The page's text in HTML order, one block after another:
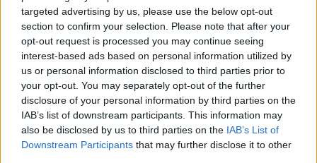
targeted advertising by us, please use the below opt-out
section to confirm your selection. Please note that after your
opt-out request is processed you may continue seeing
interest-based ads based on personal information utilized by
us or personal information disclosed to third parties prior to
your opt-out. You may separately opt-out of the further
disclosure of your personal information by third parties on the
IAB’s list of downstream participants. This information may
also be disclosed by us to third parties on the IAB’s List of
Downstream Participants that may further disclose it to other
Ζήστε τη ζωήμε υγιή Προϊόντα
Τα οφέλη της κατανάλωσης ξηρών καρπών για την
υγεία δεν μπορούν να περάσουν απαρατήρητα, καθώς
κάθε τύπος προσφέρει και από μια διαφορετική δόση
θρεπτικών συστατικών